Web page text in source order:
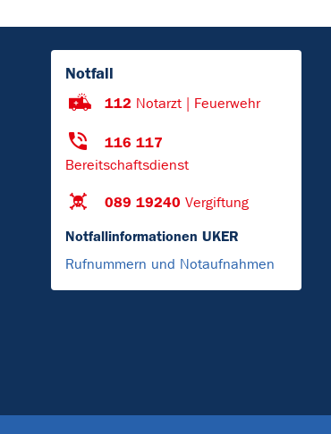
Notfall
112 Notarzt | Feuerwehr
116 117
Bereitschaftsdienst
089 19240 Vergiftung
Notfallinformationen UKER
Rufnummern und Notaufnahmen